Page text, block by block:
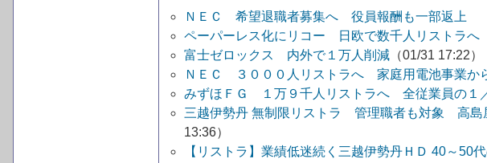
ＮＥＣ 希望退職者募集へ 役員報酬も一部返上
ペーパーレス化にリコー 日欧で数千人リストラ
富士ゼロックス 内外で１万人削減 （01/31 17:22）
ＮＥＣ ３０００人リストラへ 家庭用電池事業か
みずほＦＧ １万９千人リストラへ 全従業員の１
三越伊勢丹 無制限リストラ 管理職者も対象 高島
13:36）
【リストラ】業績低迷続く三越伊勢丹ＨＤ 40～50